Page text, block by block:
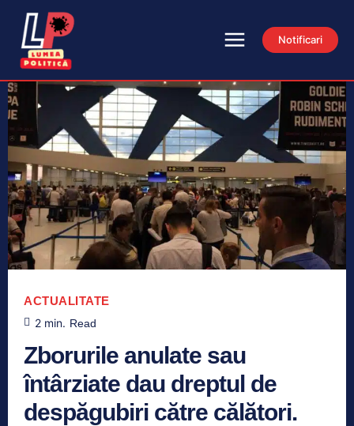
Notificari
ACTUALITATE
2 min. Read
Zborurile anulate sau
întârziate dau dreptul de
despăgubiri către călători.